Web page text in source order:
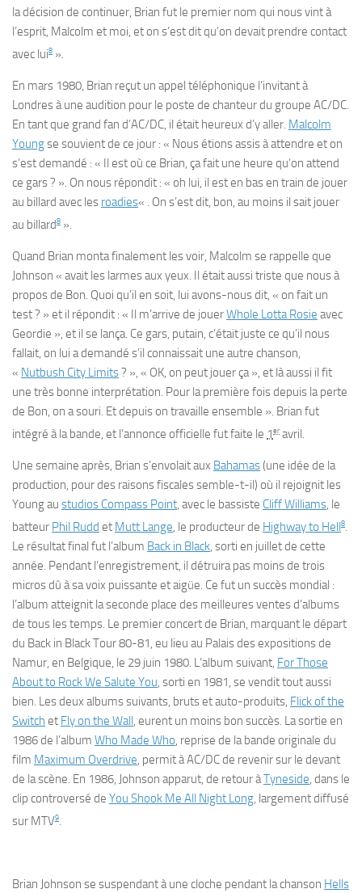
la décision de continuer, Brian fut le premier nom qui nous vint à
l’esprit, Malcolm et moi, et on s’est dit qu’on devait prendre contact
avec lui8 ».
En mars 1980, Brian reçut un appel téléphonique l’invitant à
Londres à une audition pour le poste de chanteur du groupe AC/DC.
En tant que grand fan d’AC/DC, il était heureux d’y aller. Malcolm
Youngse souvient de ce jour : « Nous étions assis à attendre et on
s’est demandé : « Il est où ce Brian, ça fait une heure qu’on attend
ce gars ? ». On nous répondit : « oh lui, il est en bas en train de jouer
au billard avec les roadies« . On s’est dit, bon, au moins il sait jouer
au billard8 ».
Quand Brian monta finalement les voir, Malcolm se rappelle que
Johnson « avait les larmes aux yeux. Il était aussi triste que nous à
propos de Bon. Quoi qu’il en soit, lui avons-nous dit, « on fait un
test ? » et il répondit : « Il m’arrive de jouerWhole Lotta Rosie avec
Geordie », et il se lança. Ce gars, putain, c’était juste ce qu’il nous
fallait, on lui a demandé s’il connaissait une autre chanson,
« Nutbush City Limits? », « OK, on peut jouer ça », et là aussi il fit
une très bonne interprétation. Pour la première fois depuis la perte
de Bon, on a souri. Et depuis on travaille ensemble ». Brian fut
intégré à la bande, et l’annonce officielle fut faite le 1er avril.
Une semaine après, Brian s’envolait aux Bahamas(une idée de la
production, pour des raisons fiscales semble-t-il) où il rejoignit les
Young au studios Compass Point, avec le bassiste Cliff Williams, le
batteur Phil Rudd et Mutt Lange, le producteur de Highway to Hell8.
Le résultat final fut l’album Back in Black, sorti en juillet de cette
année. Pendant l’enregistrement, il détruira pas moins de trois
micros dû à sa voix puissante et aigüe. Ce fut un succès mondial :
l’album atteignit la seconde place des meilleures ventes d’albums
de tous les temps. Le premier concert de Brian, marquant le départ
du Back in Black Tour 80-81, eu lieu au Palais des expositions de
Namur, en Belgique, le 29 juin 1980. L’album suivant, For Those
About to Rock We Salute You, sorti en 1981, se vendit tout aussi
bien. Les deux albums suivants, bruts et auto-produits, Flick of the
Switch et Fly on the Wall, eurent un moins bon succès. La sortie en
1986 de l’album Who Made Who, reprise de la bande originale du
film Maximum Overdrive, permit à AC/DC de revenir sur le devant
de la scène. En 1986, Johnson apparut, de retour àTyneside, dans le
clip controversé de You Shook Me All Night Long, largement diffusé
sur MTV9.
Brian Johnson se suspendant à une cloche pendant la chanson Hells